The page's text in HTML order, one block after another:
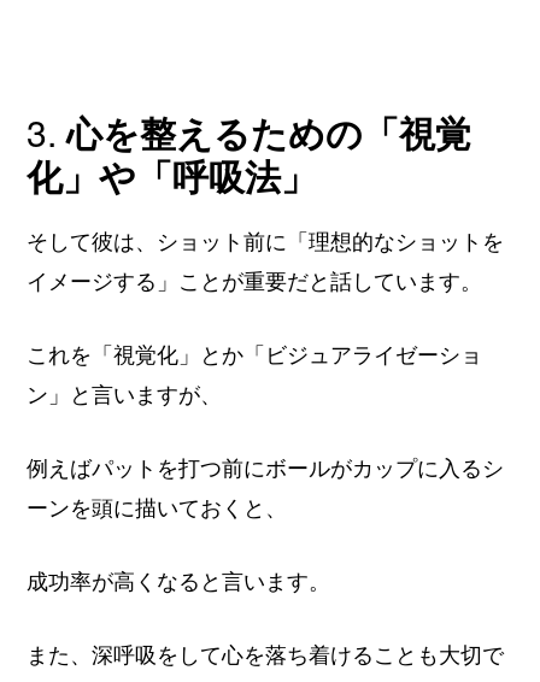
3.心を整えるための「視覚
化」や「呼吸法」
そして彼は、ショット前に「理想的なショットを
イメージする」ことが重要だと話しています。
これを「視覚化」とか「ビジュアライゼーショ
ン」と言いますが、
例えばパットを打つ前にボールがカップに入るシ
ーンを頭に描いておくと、
成功率が高くなると言います。
また、深呼吸をして心を落ち着けることも大切で